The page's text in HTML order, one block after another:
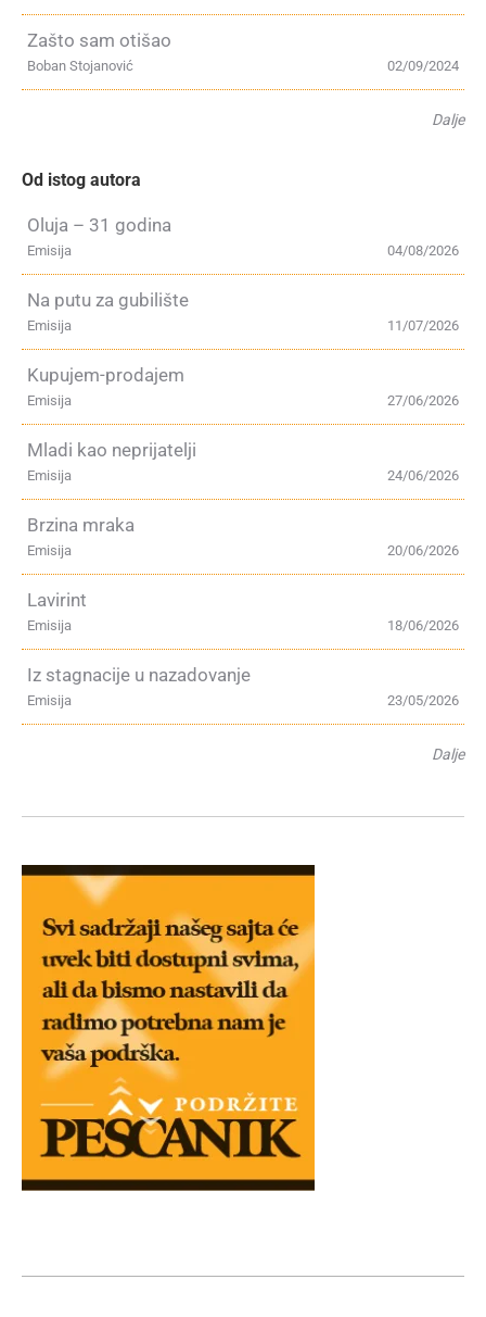
Zašto sam otišao
02/09/2024
Boban Stojanović
Dalje
Od istog autora
Oluja – 31 godina
04/08/2026
Emisija
Na putu za gubilište
11/07/2026
Emisija
Kupujem-prodajem
27/06/2026
Emisija
Mladi kao neprijatelji
24/06/2026
Emisija
Brzina mraka
20/06/2026
Emisija
Lavirint
18/06/2026
Emisija
Iz stagnacije u nazadovanje
23/05/2026
Emisija
Dalje